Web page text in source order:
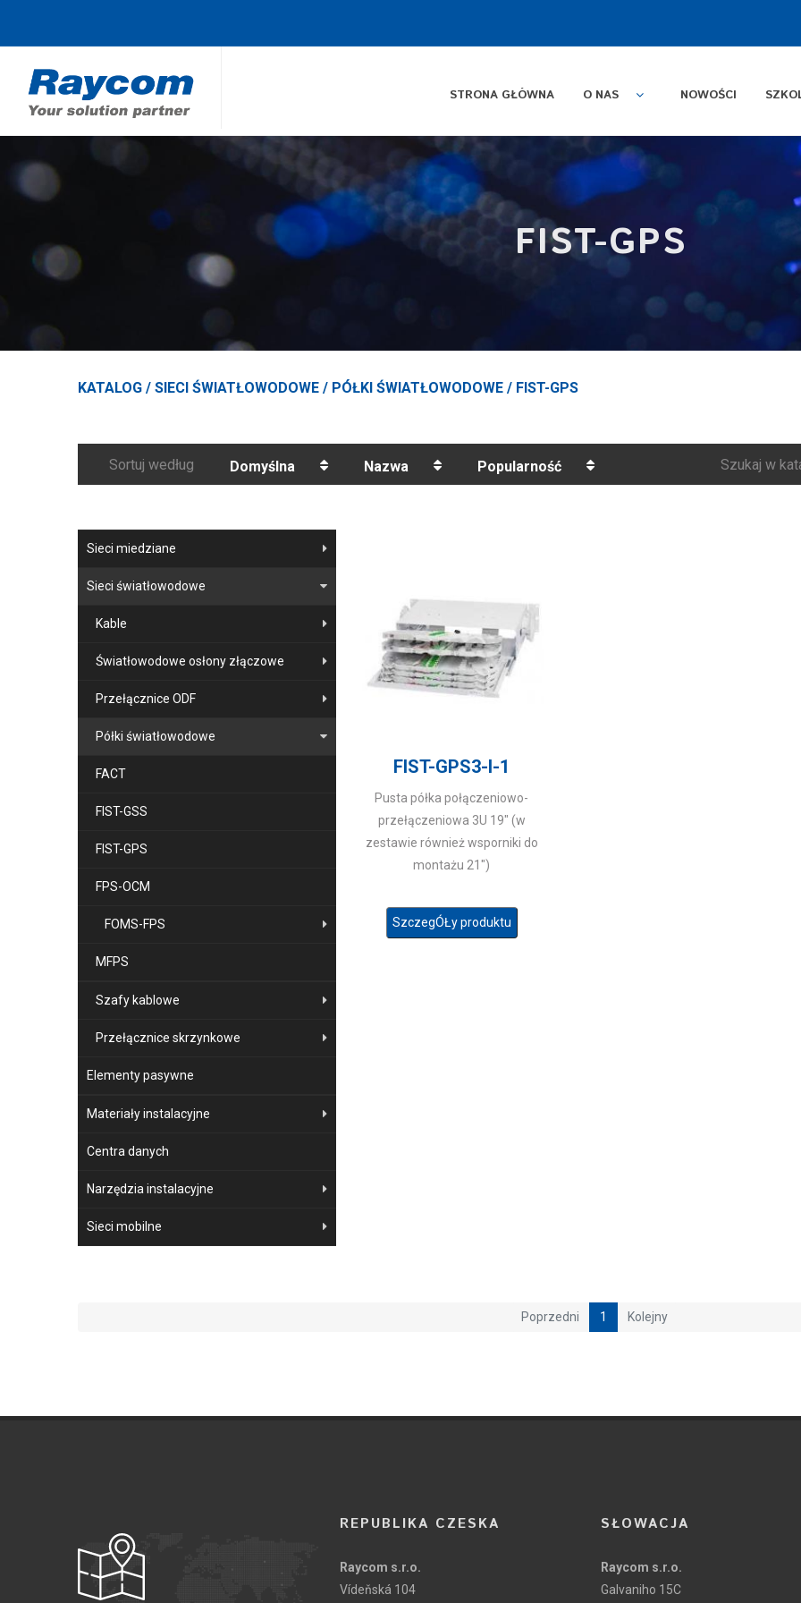
STRONA GŁÓWNA O NAS NOWOŚCI
FIST-GPS
KATALOG / SIECI ŚWIATŁOWODOWE / PÓŁKI ŚWIATŁOWODOWE / FIST-GPS
Sortuj według Domyślna Nazwa Popularność Szukaj w
Sieci miedziane
Sieci światłowodowe
Kable
Światłowodowe osłony złączowe
Przełącznice ODF
Półki światłowodowe
FACT
FIST-GSS
FIST-GPS
FPS-OCM
FOMS-FPS
MFPS
Szafy kablowe
Przełącznice skrzynkowe
Elementy pasywne
Materiały instalacyjne
Centra danych
Narzędzia instalacyjne
Sieci mobilne
FIST-GPS3-I-1
Pusta półka połączeniowo-
przełączeniowa 3U 19" (w
zestawie również wsporniki do
montażu 21")
SzczegÓŁy produktu
Poprzedni 1 Kolejny
REPUBLIKA CZESKA
Raycom s.r.o.
Vídeňská 104
SŁOWACJA
Raycom s.r.o.
Galvaniho 15C